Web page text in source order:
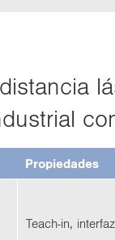
Pro­pie­da­des
Teach-​in,